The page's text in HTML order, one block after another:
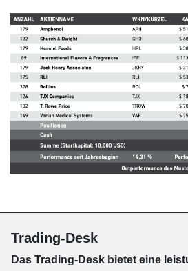
Trading-Desk
Das Trading-Desk bie­tet eine